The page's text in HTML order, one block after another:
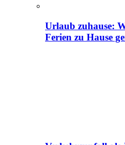
Urlaub zuhause:
Ferien zu Hause